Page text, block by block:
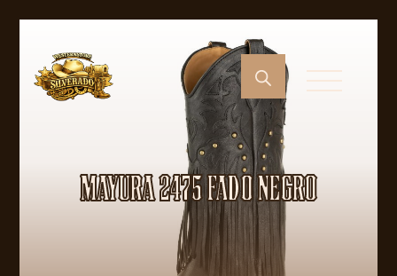
MAYURA 2475 FADO NEGRO